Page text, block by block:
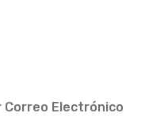
Correo Electrónico